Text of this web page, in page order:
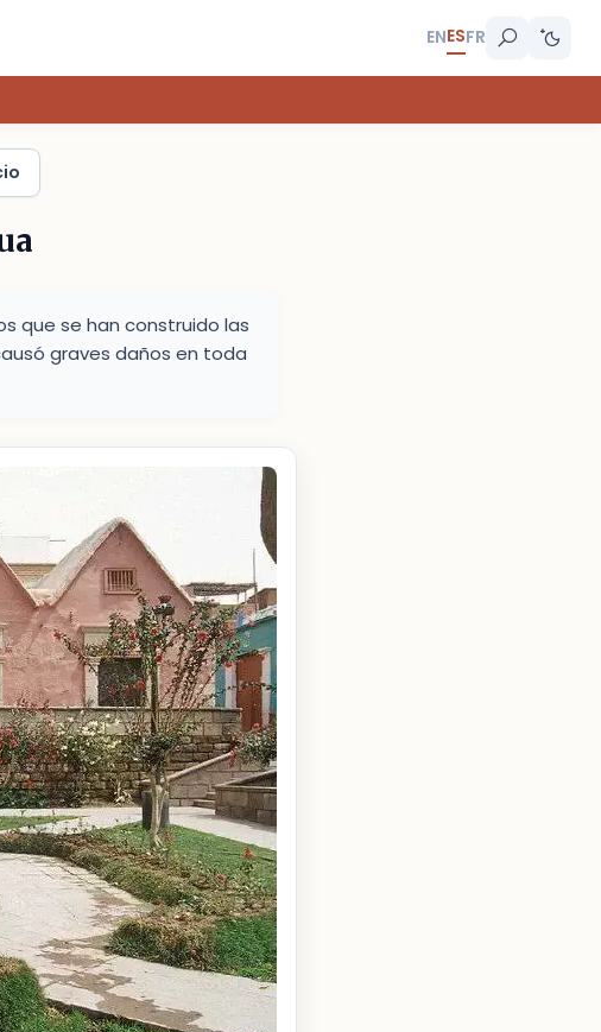
ENESFR
que se han construido las
graves daños en toda